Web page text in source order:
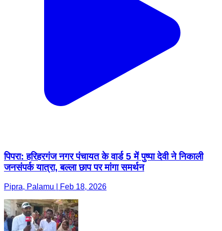
पिपरा: हरिहरगंज नगर पंचायत के वार्ड 5 में पुष्पा देवी ने निकाली
जनसंपर्क यात्रा, बल्ला छाप पर मांगा समर्थन
Pipra, Palamu | Feb 18, 2026